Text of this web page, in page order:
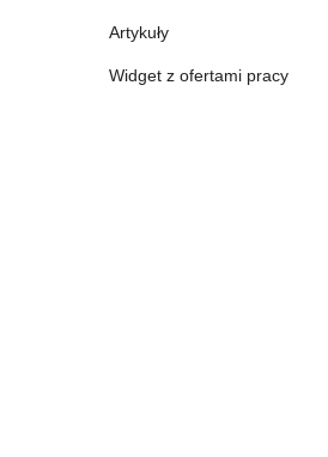
Artykuły
Widget z ofertami pracy